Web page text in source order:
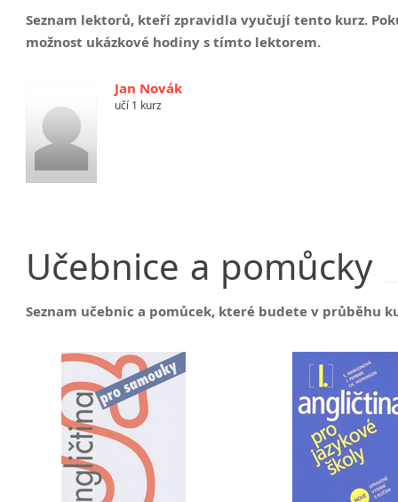
Seznam lektorů, kteří zpravidla vyučují tento kurz.
možnost ukázkové hodiny s tímto lektorem.
Jan Novák
učí 1 kurz
Učebnice a pomůcky
Seznam učebnic a pomůcek, které budete v průběhu